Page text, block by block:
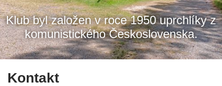
Klub byl založen v roce 1950 uprchlíky z
komunistického Československa.
Kontakt